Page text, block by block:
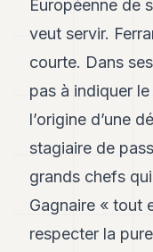
Européenne de
veut servir.
courte. Dans
pas à indiquer
l’origine d’une
stagiaire de
grands chefs
Gagnaire « tout
respecter la